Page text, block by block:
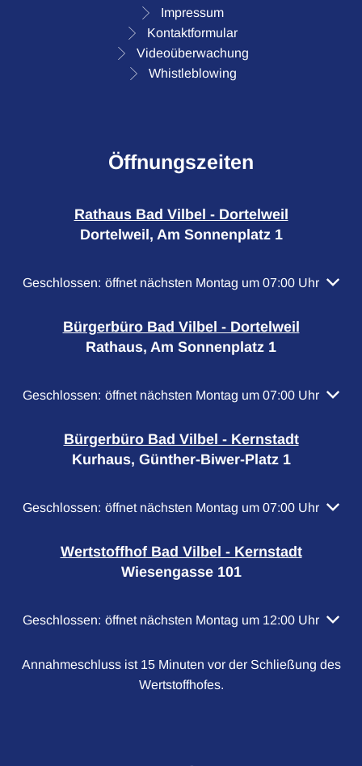
Impressum
Kontaktformular
Videoüberwachung
Whistleblowing
Öffnungszeiten
Rathaus Bad Vilbel - Dortelweil
Dortelweil, Am Sonnenplatz 1
Klicken, um weitere Öffnungs- oder Schließzeiten
Geschlossen: öffnet nächsten Montag um 07:00 Uhr
Bürgerbüro Bad Vilbel - Dortelweil
Rathaus, Am Sonnenplatz 1
Klicken, um weitere Öffnungs- oder Schließzeiten
Geschlossen: öffnet nächsten Montag um 07:00 Uhr
Bürgerbüro Bad Vilbel - Kernstadt
Kurhaus, Günther-Biwer-Platz 1
Klicken, um weitere Öffnungs- oder Schließzeiten
Geschlossen: öffnet nächsten Montag um 07:00 Uhr
Wertstoffhof Bad Vilbel - Kernstadt
Wiesengasse 101
Klicken, um weitere Öffnungs- oder Schließzeiten
Geschlossen: öffnet nächsten Montag um 12:00 Uhr
Annahmeschluss ist 15 Minuten vor der Schließung des
Wertstoffhofes.